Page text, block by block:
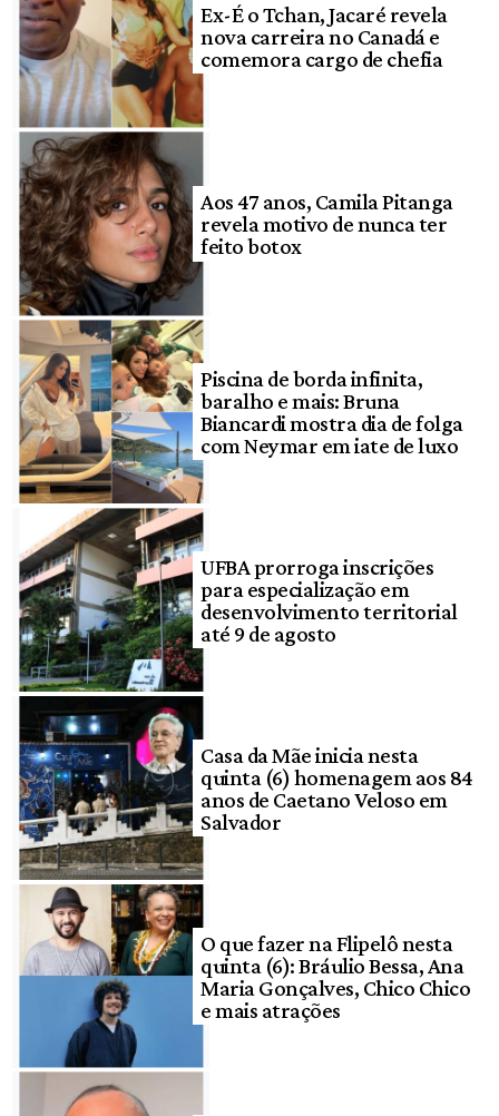
Ex-É o Tchan, Jacaré revela
nova carreira no Canadá e
comemora cargo de chefia
Aos 47 anos, Camila Pitanga
revela motivo de nunca ter
feito botox
Piscina de borda infinita,
baralho e mais: Bruna
Biancardi mostra dia de folga
com Neymar em iate de luxo
UFBA prorroga inscrições
para especialização em
desenvolvimento territorial
até 9 de agosto
Casa da Mãe inicia nesta
quinta (6) homenagem aos 84
anos de Caetano Veloso em
Salvador
O que fazer na Flipelô nesta
quinta (6): Bráulio Bessa, Ana
Maria Gonçalves, Chico Chico
e mais atrações